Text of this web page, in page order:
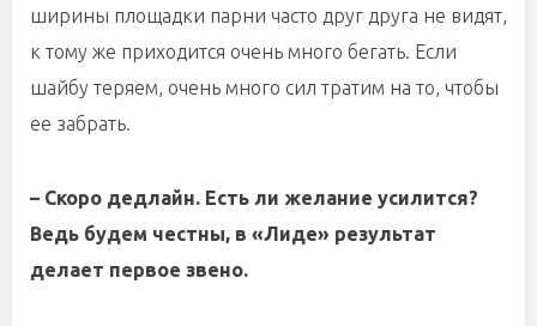
ширины площадки парни часто друг друга не видят,
к тому же приходится очень много бегать. Если
шайбу теряем, очень много сил тратим на то, чтобы
ее забрать.
– Скоро дедлайн. Есть ли желание усилится?
Ведь будем честны, в «Лиде» результат
делает первое звено.